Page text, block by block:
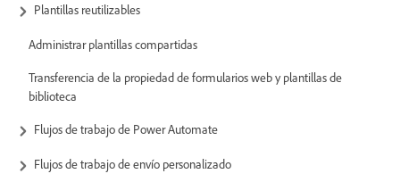
Plantillas reutilizables
Administrar plantillas compartidas
Transferencia de la propiedad de formularios web y plantillas de
biblioteca
Flujos de trabajo de Power Automate
Flujos de trabajo de envío personalizado